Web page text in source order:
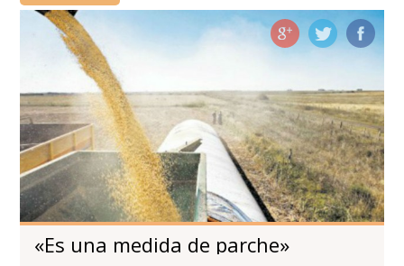
«Es una medida de parche»